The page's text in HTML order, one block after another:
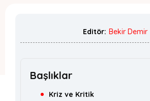
Editör: Bekir Demir
Başlıklar
Kriz ve Kritik